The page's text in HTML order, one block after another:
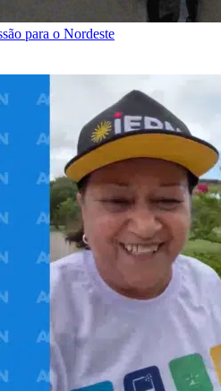
para o Nordeste